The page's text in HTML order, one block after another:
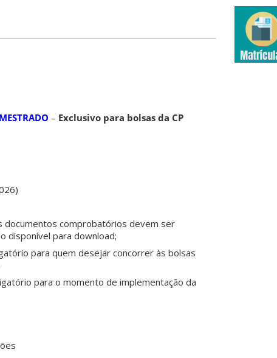
– Exclusivo para bolsas da CP
documentos comprobatórios devem ser
disponível para download;
para quem desejar concorrer às bolsas
para o momento de implementação da